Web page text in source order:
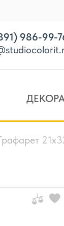
986-99-